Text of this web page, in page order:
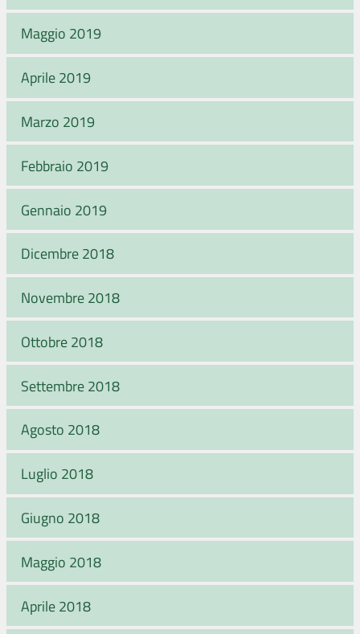
Maggio 2019
Aprile 2019
Marzo 2019
Febbraio 2019
Gennaio 2019
Dicembre 2018
Novembre 2018
Ottobre 2018
Settembre 2018
Agosto 2018
Luglio 2018
Giugno 2018
Maggio 2018
Aprile 2018